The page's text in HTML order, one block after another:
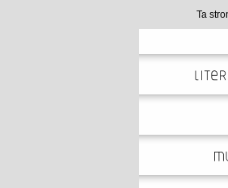
Ta